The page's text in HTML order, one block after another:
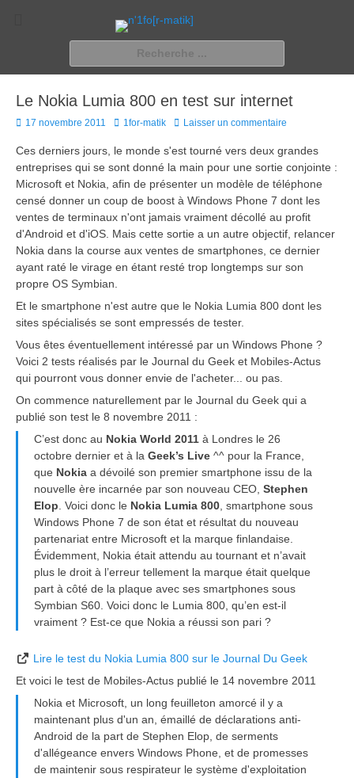
n'1fo[r-matik]
Pour les nymphos d'infos en info…
Le Nokia Lumia 800 en test sur internet
Posted
17 novembre 2011 Author
1for-matik Laisser un commentaire
Ces derniers jours, le monde s'est tourné vers deux grandes
entreprises qui se sont donné la main pour une sortie conjointe :
Microsoft et Nokia, afin de présenter un modèle de téléphone
censé donner un coup de boost à Windows Phone 7 dont les
ventes de terminaux n'ont jamais vraiment décollé au profit
d'Android et d'iOS. Mais cette sortie a un autre objectif, relancer
Nokia dans la course aux ventes de smartphones, ce dernier
ayant raté le virage en étant resté trop longtemps sur son
propre OS Symbian.
Et le smartphone n'est autre que le Nokia Lumia 800 dont les
sites spécialisés se sont empressés de tester.
Vous êtes éventuellement intéressé par un Windows Phone ?
Voici 2 tests réalisés par le Journal du Geek et Mobiles-Actus
qui pourront vous donner envie de l'acheter... ou pas.
On commence naturellement par le Journal du Geek qui a
publié son test le 8 novembre 2011 :
C’est donc au Nokia World 2011à Londres le 26
octobre dernier et à la Geek’s Live^^ pour la France,
que Nokia a dévoilé son premier smartphone issu de la
nouvelle ère incarnée par son nouveau CEO, Stephen
Elop . Voici donc le Nokia Lumia 800, smartphone sous
Windows Phone 7 de son état et résultat du nouveau
partenariat entre Microsoft et la marque finlandaise.
Évidemment, Nokia était attendu au tournant et n’avait
plus le droit à l’erreur tellement la marque était quelque
part à côté de la plaque avec ses smartphones sous
Symbian S60. Voici donc le Lumia 800, qu’en est-il
vraiment ? Est-ce que Nokia a réussi son pari ?
Lire le test du Nokia Lumia 800 sur le Journal Du Geek
Et voici le test de Mobiles-Actus publié le 14 novembre 2011
Nokia et Microsoft, un long feuilleton amorcé il y a
maintenant plus d'un an, émaillé de déclarations anti-
Android de la part de Stephen Elop, de serments
d'allégeance envers Windows Phone, et de promesses
de maintenir sous respirateur le système d'exploitation